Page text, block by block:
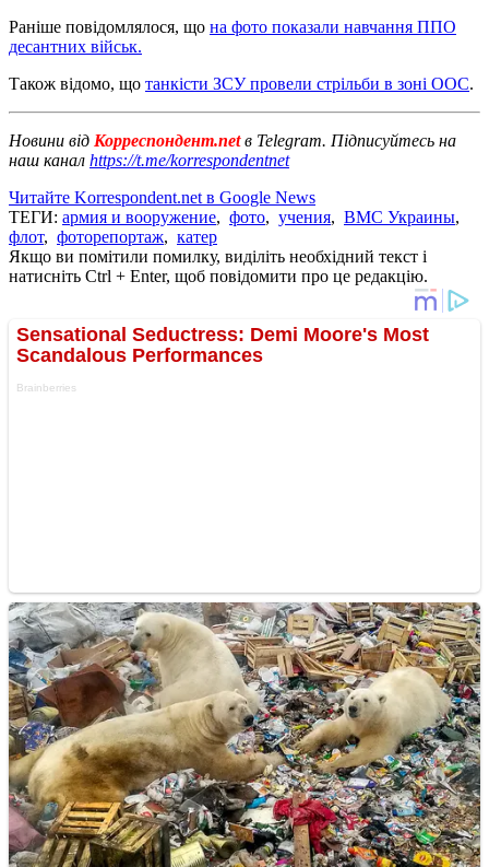
Раніше повідомлялося, що на фото показали навчання ППО
десантних військ.
Також відомо, що танкісти ЗСУ провели стрільби в зоні ООС.
Новини від Корреспондент.netв Telegram. Підписуйтесь на
наш канал https://t.me/korrespondentnet
Читайте Korrespondent.net в Google News
ТЕГИ: армия и вооружение, фото, учения, ВМС Украины,
флот, фоторепортаж, катер
Якщо ви помітили помилку, виділіть необхідний текст і
натисніть Ctrl + Enter, щоб повідомити про це редакцію.